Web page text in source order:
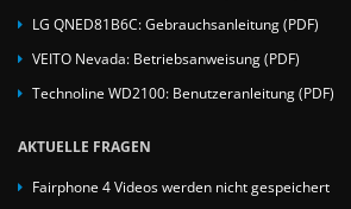
LG QNED81B6C: Gebrauchsanleitung (PDF)
VEITO Nevada: Betriebsanweisung (PDF)
Technoline WD2100: Benutzeranleitung (PDF)
AKTUELLE FRAGEN
Fairphone 4 Videos werden nicht gespeichert